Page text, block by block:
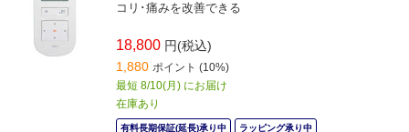
コリ･痛みを改善できる
18,800 円(税込)
1,880 ポイント (10%)
最短 8/10(月) にお届け
在庫あり
有料長期保証(延長)承り中 ラッピング承り中